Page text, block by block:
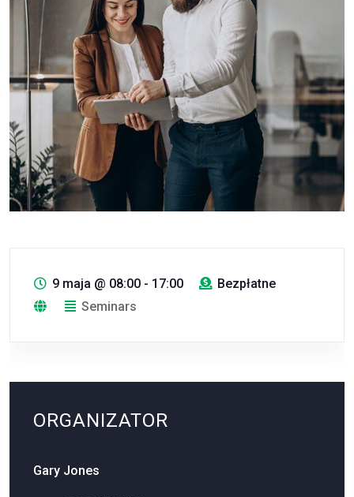
9 maja @ 08:00 - 17:00
Bezpłatne
Seminars
ORGANIZATOR
Gary Jones